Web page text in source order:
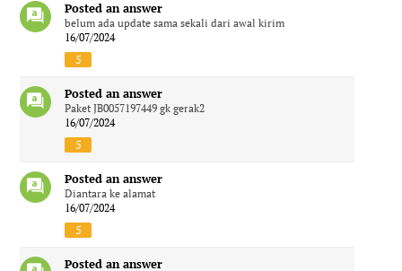
Posted an answer
belum ada update sama sekali dari awal kirim
16/07/2024
5
Posted an answer
Paket JB0057197449 gk gerak2
16/07/2024
5
Posted an answer
Diantara ke alamat
16/07/2024
5
Posted an answer